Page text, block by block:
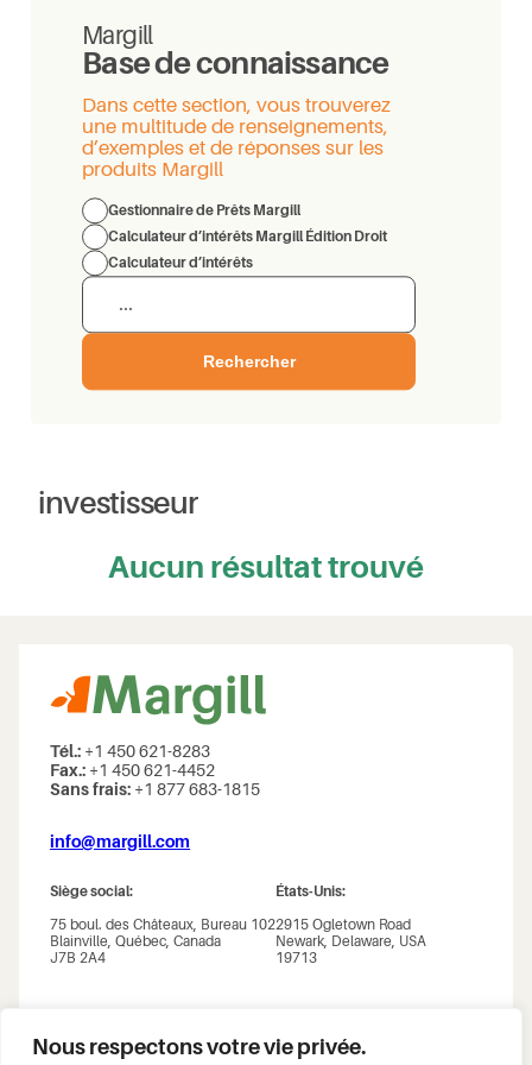
Nous respectons votre vie privée.
Margill
Base de connaissance
Dans cette section, vous trouverez
une multitude de renseignements,
d’exemples et de réponses sur les
produits Margill
Gestionnaire de Prêts Margill
Calculateur d’intérêts Margill Édition Droit
Calculateur d’intérêts
Rechercher
investisseur
Aucun résultat trouvé
Tél.: +1 450 621-8283
Fax.: +1 450 621-4452
Sans frais: +1 877 683-1815
info@margill.com
Siège social:
75 boul. des Châteaux, Bureau 102
Blainville, Québec, Canada
J7B 2A4
États-Unis:
2915 Ogletown Road
Newark, Delaware, USA
19713